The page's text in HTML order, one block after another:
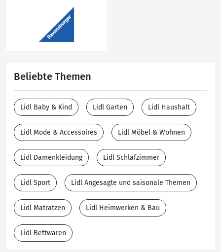
Beliebte Themen
Lidl Baby & Kind Lidl Garten Lidl Haushalt
Lidl Mode & Accessoires Lidl Möbel & Wohnen
Lidl Damenkleidung Lidl Schlafzimmer
Lidl Sport Lidl Angesagte und saisonale Themen
Lidl Matratzen Lidl Heimwerken & Bau
Lidl Bettwaren